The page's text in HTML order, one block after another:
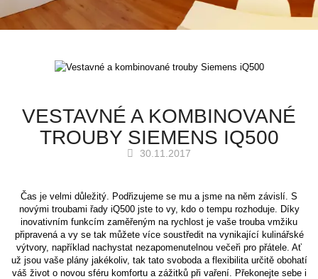
VESTAVNÉ A KOMBINOVANÉ
TROUBY SIEMENS IQ500
30.11.2017
Čas je velmi důležitý. Podřizujeme se mu a jsme na něm závislí. S
novými troubami řady iQ500 jste to vy, kdo o tempu rozhoduje. Díky
inovativním funkcím zaměřeným na rychlost je vaše trouba vmžiku
připravená a vy se tak můžete více soustředit na vynikající kulinářské
výtvory, například nachystat nezapomenutelnou večeři pro přátele. Ať
už jsou vaše plány jakékoliv, tak tato svoboda a flexibilita určitě obohatí
váš život o novou sféru komfortu a zážitků při vaření. Překonejte sebe i